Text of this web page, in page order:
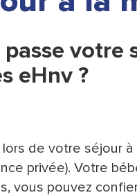
votre
eHnv ?
de votre séjour
privée). Votre
vous pouvez